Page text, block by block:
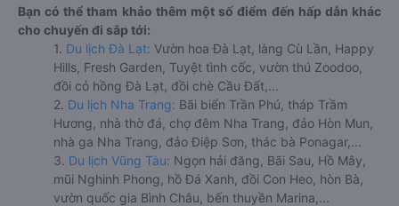
Bạn có thể tham khảo thêm một số điểm đến hấp dẫn khác
cho chuyến đi sắp tới:
1. Du lịch Đà Lạt: Vườn hoa Đà Lạt, làng Cù Lần, Happy
Hills, Fresh Garden, Tuyệt tình cốc, vườn thú Zoodoo,
đồi cỏ hồng Đà Lạt, đồi chè Cầu Đất,...
2. Du lịch Nha Trang: Bãi biển Trần Phú, tháp Trầm
Hương, nhà thờ đá, chợ đêm Nha Trang, đảo Hòn Mun,
nhà ga Nha Trang, đảo Điệp Sơn, thác bà Ponagar,...
3. Du lịch Vũng Tàu: Ngọn hải đăng, Bãi Sau, Hồ Mây,
mũi Nghinh Phong, hồ Đá Xanh, đồi Con Heo, hòn Bà,
vườn quốc gia Bình Châu, bến thuyền Marina,...